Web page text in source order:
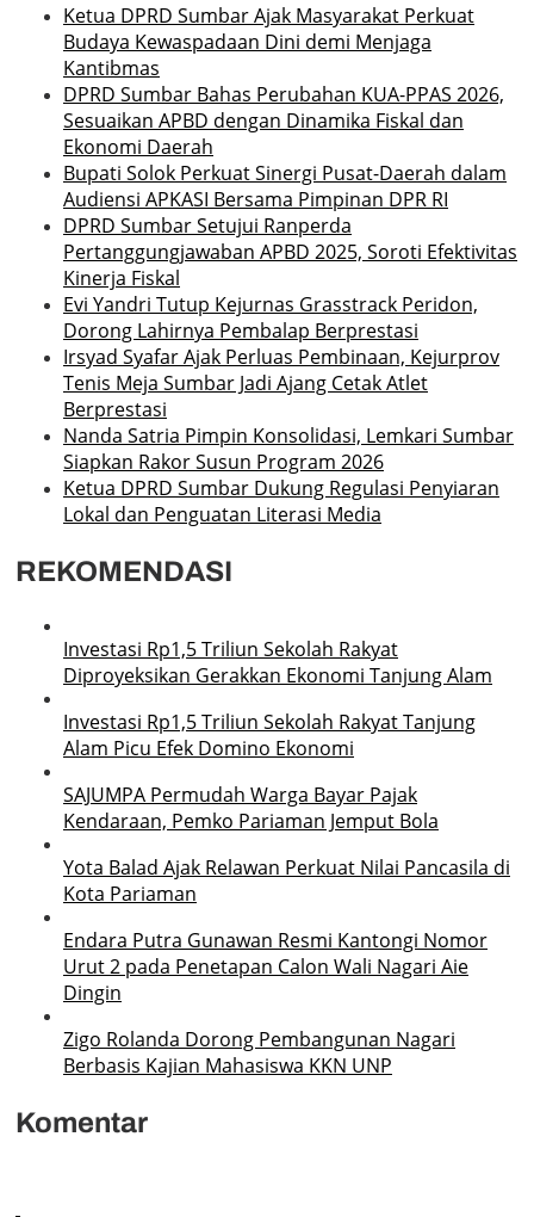
Ketua DPRD Sumbar Ajak Masyarakat Perkuat
Budaya Kewaspadaan Dini demi Menjaga
Kantibmas
DPRD Sumbar Bahas Perubahan KUA-PPAS 2026,
Sesuaikan APBD dengan Dinamika Fiskal dan
Ekonomi Daerah
Bupati Solok Perkuat Sinergi Pusat-Daerah dalam
Audiensi APKASI Bersama Pimpinan DPR RI
DPRD Sumbar Setujui Ranperda
Pertanggungjawaban APBD 2025, Soroti Efektivitas
Kinerja Fiskal
Evi Yandri Tutup Kejurnas Grasstrack Peridon,
Dorong Lahirnya Pembalap Berprestasi
Irsyad Syafar Ajak Perluas Pembinaan, Kejurprov
Tenis Meja Sumbar Jadi Ajang Cetak Atlet
Berprestasi
Nanda Satria Pimpin Konsolidasi, Lemkari Sumbar
Siapkan Rakor Susun Program 2026
Ketua DPRD Sumbar Dukung Regulasi Penyiaran
Lokal dan Penguatan Literasi Media
REKOMENDASI
Investasi Rp1,5 Triliun Sekolah Rakyat
Diproyeksikan Gerakkan Ekonomi Tanjung Alam
Investasi Rp1,5 Triliun Sekolah Rakyat Tanjung
Alam Picu Efek Domino Ekonomi
SAJUMPA Permudah Warga Bayar Pajak
Kendaraan, Pemko Pariaman Jemput Bola
Yota Balad Ajak Relawan Perkuat Nilai Pancasila di
Kota Pariaman
Endara Putra Gunawan Resmi Kantongi Nomor
Urut 2 pada Penetapan Calon Wali Nagari Aie
Dingin
Zigo Rolanda Dorong Pembangunan Nagari
Berbasis Kajian Mahasiswa KKN UNP
Komentar